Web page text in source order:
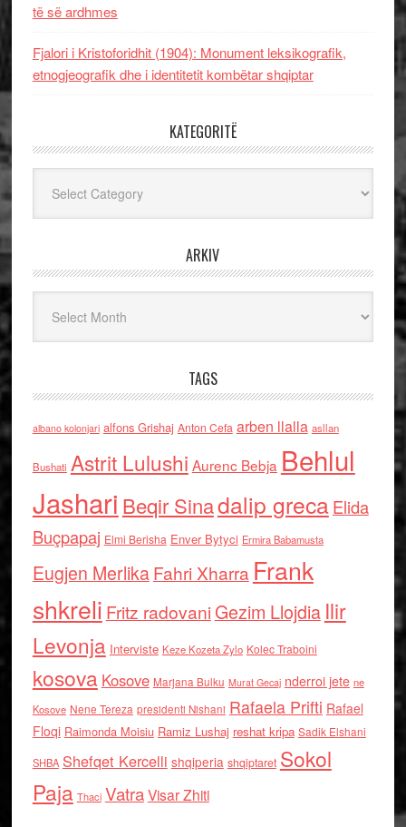
të së ardhmes
Fjalori i Kristoforidhit (1904): Monument leksikografik,
etnogjeografik dhe i identitetit kombëtar shqiptar
KATEGORITË
ARKIV
TAGS
albano kolonjari alfons Grishaj Anton Cefa arben llalla asllan
Bushati Astrit Lulushi Aurenc Bebja Behlul
Jashari Beqir Sinadalip grecaElida
Buçpapaj Elmi Berisha Enver Bytyci Ermira Babamusta
Eugjen MerlikaFahri Xharra Frank
shkreli Fritz radovaniGezim Llojdia Ilir
Levonja Interviste Keze Kozeta Zylo Kolec Traboini
kosova Kosove Marjana Bulku Murat Gecaj nderroi jete ne
Kosove Nene Tereza presidenti Nishani Rafaela Prifti Rafael
Floqi Raimonda Moisiu Ramiz Lushaj reshat kripa Sadik Elshani
SHBA Shefqet Kercelli shqiperia shqiptaret Sokol
Paja Thaci VatraVisar Zhiti